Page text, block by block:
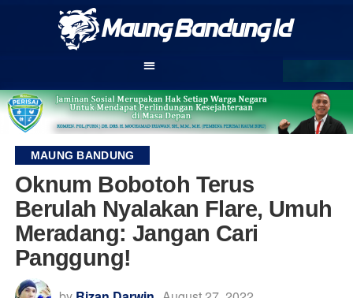
MAUNG BANDUNG
Oknum Bobotoh Terus
Berulah Nyalakan Flare, Umuh
Meradang: Jangan Cari
Panggung!